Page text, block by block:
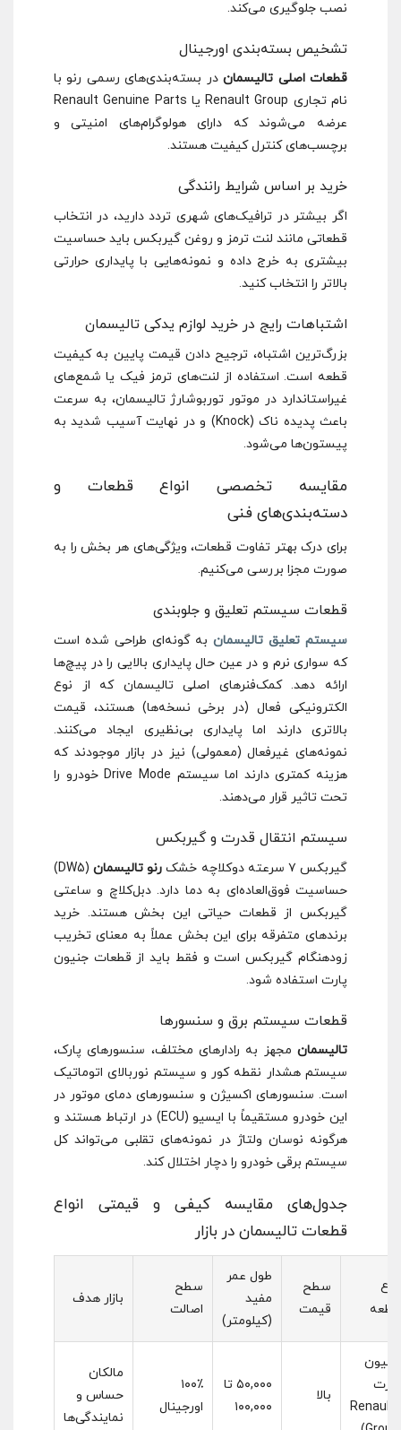
نصب جلوگیری می‌کند.
تشخیص بسته‌بندی اورجینال
قطعات اصلی تالیسماندر بسته‌بندی‌های رسمی رنو با
نام تجاری Renault Group یا Renault Genuine Parts
عرضه می‌شوند که دارای هولوگرام‌های امنیتی و
برچسب‌های کنترل کیفیت هستند.
خرید بر اساس شرایط رانندگی
اگر بیشتر در ترافیک‌های شهری تردد دارید، در انتخاب
قطعاتی مانند لنت ترمز و روغن گیربکس باید حساسیت
بیشتری به خرج داده و نمونه‌هایی با پایداری حرارتی
بالاتر را انتخاب کنید.
اشتباهات رایج در خرید لوازم یدکی تالیسمان
بزرگ‌ترین اشتباه، ترجیح دادن قیمت پایین به کیفیت
قطعه است. استفاده از لنت‌های ترمز فیک یا شمع‌های
غیراستاندارد در موتور توربوشارژ تالیسمان، به سرعت
باعث پدیده ناک (Knock) و در نهایت آسیب شدید به
پیستون‌ها می‌شود.
مقایسه تخصصی انواع قطعات و
دسته‌بندی‌های فنی
برای درک بهتر تفاوت قطعات، ویژگی‌های هر بخش را به
صورت مجزا بررسی می‌کنیم.
قطعات سیستم تعلیق و جلوبندی
سیستم تعلیق تالیسمانبه گونه‌ای طراحی شده است
که سواری نرم و در عین حال پایداری بالایی را در پیچ‌ها
ارائه دهد. کمک‌فنرهای اصلی تالیسمان که از نوع
الکترونیکی فعال (در برخی نسخه‌ها) هستند، قیمت
بالاتری دارند اما پایداری بی‌نظیری ایجاد می‌کنند.
نمونه‌های غیرفعال (معمولی) نیز در بازار موجودند که
هزینه کمتری دارند اما سیستم Drive Mode خودرو را
تحت تاثیر قرار می‌دهند.
سیستم انتقال قدرت و گیربکس
گیربکس ۷ سرعته دوکلاچه خشک رنو تالیسمان
(DW5)
حساسیت فوق‌العاده‌ای به دما دارد. دبل‌کلاچ و ساعتی
گیربکس از قطعات حیاتی این بخش هستند. خرید
برندهای متفرقه برای این بخش عملاً به معنای تخریب
زودهنگام گیربکس است و فقط باید از قطعات جنیون
پارت استفاده شود.
قطعات سیستم برق و سنسورها
تالیسمان مجهز به رادارهای مختلف، سنسورهای پارک،
سیستم هشدار نقطه کور و سیستم نوربالای اتوماتیک
است. سنسورهای اکسیژن و سنسورهای دمای موتور در
این خودرو مستقیماً با ایسیو (ECU) در ارتباط هستند و
هرگونه نوسان ولتاژ در نمونه‌های تقلبی می‌تواند کل
سیستم برقی خودرو را دچار اختلال کند.
جدول‌های مقایسه کیفی و قیمتی انواع
قطعات تالیسمان در بازار
نوع
قطعه
سطح
قیمت
طول عمر
مفید
(کیلومتر)
سطح
اصالت
بازار هدف
جنیون
پارت
(Renault
بالا
۵۰,۰۰۰ تا
۱۰۰,۰۰۰
۱۰۰٪
اورجینال
مالکان
حساس و
نمایندگی‌ها